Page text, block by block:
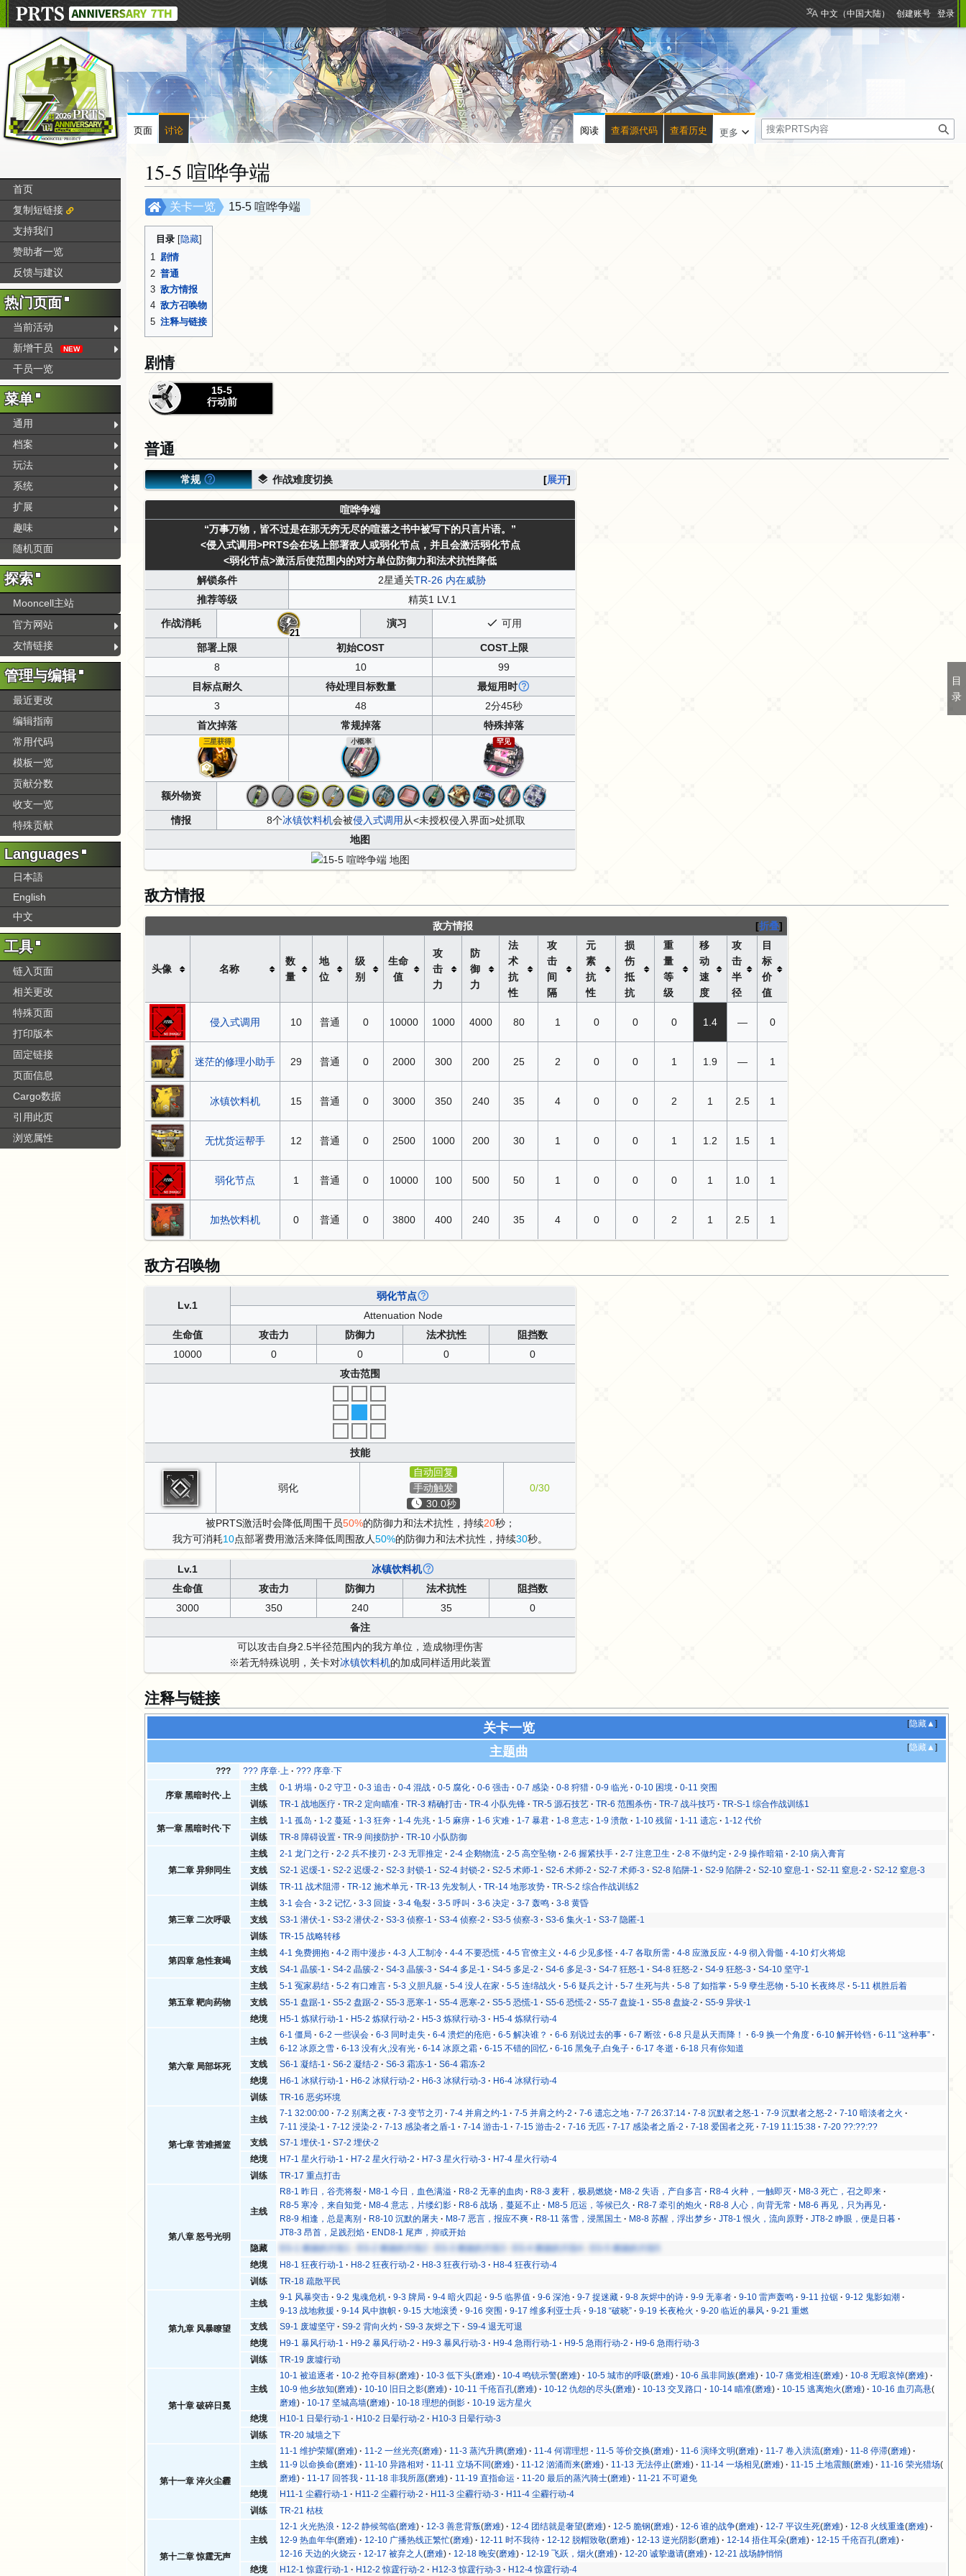
15-5 喧哗争端
跳
导
航
跳
搜
索
15-5 喧哗争端
关卡一览
目录
1 剧情
2 普通
3 敌方情报
4 敌方召唤物
5 注释与链接
目
录
剧情
15-5
行动前
普通
常规 展开
作战难度切换
喧哗争端
“万事万物，皆不过是在那无穷无尽的喧嚣之书中被写下的只言片语。”
<侵入式调用>PRTS会在场上部署敌人或弱化节点，并且会激活弱化节点
<弱化节点>激活后使范围内的对方单位防御力和法术抗性降低
解锁条件
2星通关TR-26 内在威胁
推荐等级
精英1 LV.1
作战消耗
21
演习 可用
部署上限 初始COST
COST上限
8
10
99
目标点耐久
待处理目标数量
最短用时
3
48
2分45秒
首次掉落
常规掉落 特殊掉落
三星获得 小概率 罕见
额外物资
情报 8个冰镇饮料机会被侵入式调用 从<未授权侵入界面>处抓取
地图
敌方情报
折叠
敌方情报
头像 名称
数
量
地
位
级
别
生命
值
攻
击
力
防
御
力
法
术
抗
性
攻
击
间
隔
元
素
抗
性
损
伤
抵
抗
重
量
等
级
移
动
速
度
攻
击
半
径
目
标
价
值
侵入式调用 10 普通 0 10000 1000 4000 80 1 0 0 0 1.4 — 0
迷茫的修理小助手 29 普通 0 2000 300 200 25 2 0 0 1 1.9 — 1
冰镇饮料机 15 普通 0 3000 350 240 35 4 0 0 2 1 2.5 1
无忧货运帮手 12 普通 0 2500 1000 200 30 1 0 0 1 1.2 1.5 1
弱化节点 1 普通 0 10000 100 500 50 1 0 0 0 1 1.0 1
加热饮料机 0 普通 0 3800 400 240 35 4 0 0 2 1 2.5 1
敌方召唤物
Lv.1
弱化节点
Attenuation Node
生命值
攻击力 防御力 法术抗性
阻挡数
10000
0 0 0
0
攻击范围
技能
弱化
自动回复
手动触发
30.0秒
0/30
被PRTS激活时会降低周围干员50%的防御力和法术抗性，持续20秒；
我方可消耗10点部署费用激活来降低周围敌人50%的防御力和法术抗性，持续30秒。
Lv.1
冰镇饮料机
生命值
攻击力 防御力 法术抗性
阻挡数
3000
350 240 35
0
备注
可以攻击自身2.5半径范围内的我方单位，造成物理伤害
※若无特殊说明，关卡对冰镇饮料机的加成同样适用此装置
注释与链接
[隐藏▲ ]
关卡一览
[隐藏▲ ]
主题曲
??? ??? 序章·上 ??? 序章·下
序章 黑暗时代·上
主线 0-1 坍塌 0-2 守卫 0-3 追击 0-4 混战 0-5 腐化 0-6 强击 0-7 感染 0-8 狩猎 0-9 临光 0-10 困境
0-11 突围
训练
TR-1 战地医疗 TR-2 定向瞄准 TR-3 精确打击 TR-4 小队先锋 TR-5 源石技艺 TR-6 范围杀伤 TR-7 战斗技巧 TR-S-1 综合作战训练1
第一章 黑暗时代·下
主线 1-1 孤岛 1-2 蔓延 1-3 狂奔 1-4 先兆 1-5 麻痹 1-6 灾难 1-7 暴君 1-8 意志 1-9 溃散 1-10 残留 1-11 遗忘
1-12 代价
训练
TR-8 障碍设置 TR-9 间接防护 TR-10 小队防御
第二章 异卵同生
主线 2-1 龙门之行 2-2 兵不接刃 2-3 无罪推定 2-4 企鹅物流 2-5 高空坠物 2-6 握紧扶手 2-7 注意卫生 2-8 不做约定 2-9 操作暗箱
2-10 病入膏肓
支线
S2-1 迟缓-1 S2-2 迟缓-2 S2-3 封锁-1 S2-4 封锁-2 S2-5 术师-1 S2-6 术师-2 S2-7 术师-3 S2-8 陷阱-1 S2-9 陷阱-2 S2-10 窒息-1 S2-11 窒息-2
S2-12 窒息-3
训练
TR-11 战术阻滞 TR-12 施术单元 TR-13 先发制人 TR-14 地形攻势 TR-S-2 综合作战训练2
第三章 二次呼吸
主线 3-1 会合 3-2 记忆 3-3 回旋 3-4 龟裂 3-5 呼叫 3-6 决定 3-7 轰鸣
3-8 黄昏
支线
S3-1 潜伏-1 S3-2 潜伏-2 S3-3 侦察-1 S3-4 侦察-2 S3-5 侦察-3 S3-6 集火-1
S3-7 隐匿-1
训练
TR-15 战略转移
第四章 急性衰竭
主线 4-1 免费拥抱 4-2 雨中漫步 4-3 人工制冷 4-4 不要恐慌 4-5 官僚主义 4-6 少见多怪 4-7 各取所需 4-8 应激反应 4-9 彻入骨髓
4-10 灯火将熄
支线
S4-1 晶簇-1 S4-2 晶簇-2 S4-3 晶簇-3 S4-4 多足-1 S4-5 多足-2 S4-6 多足-3 S4-7 狂怒-1 S4-8 狂怒-2 S4-9 狂怒-3 S4-10 坚守-1
第五章 靶向药物
主线 5-1 冤家易结 5-2 有口难言 5-3 义胆凡躯 5-4 没人在家 5-5 连绵战火 5-6 疑兵之计 5-7 生死与共 5-8 了如指掌 5-9 孽生恶物 5-10 长夜终尽
5-11 棋胜后着
支线
S5-1 盘踞-1 S5-2 盘踞-2 S5-3 恶寒-1 S5-4 恶寒-2 S5-5 恐慌-1 S5-6 恐慌-2 S5-7 盘旋-1 S5-8 盘旋-2
S5-9 异状-1
绝境
H5-1 炼狱行动-1 H5-2 炼狱行动-2 H5-3 炼狱行动-3 H5-4 炼狱行动-4
第六章 局部坏死
主线
6-1 僵局 6-2 一些误会 6-3 同时走失 6-4 溃烂的疮疤 6-5 解决谁？ 6-6 别说过去的事 6-7 断弦 6-8 只是从天而降！ 6-9 换一个角度 6-10 解开铃铛
6-11 “这种事”
6-12 冰原之雪
6-13 没有火,没有光 6-14 冰原之霜 6-15 不错的回忆 6-16 黑兔子,白兔子 6-17 冬逝
6-18 只有你知道
支线
S6-1 凝结-1 S6-2 凝结-2 S6-3 霜冻-1
S6-4 霜冻-2
绝境
H6-1 冰狱行动-1 H6-2 冰狱行动-2 H6-3 冰狱行动-3
H6-4 冰狱行动-4
训练
TR-16 恶劣环境
第七章 苦难摇篮
主线
7-1 32:00:00 7-2 别离之夜 7-3 变节之刃 7-4 并肩之约-1 7-5 并肩之约-2 7-6 遗忘之地 7-7 26:37:14 7-8 沉默者之怒-1 7-9 沉默者之怒-2
7-10 暗淡者之火
7-11 浸染-1
7-12 浸染-2 7-13 感染者之盾-1 7-14 游击-1 7-15 游击-2 7-16 无匹 7-17 感染者之盾-2 7-18 爱国者之死 7-19 11:15:38
7-20 ??:??:??
支线
S7-1 埋伏-1
S7-2 埋伏-2
绝境
H7-1 星火行动-1 H7-2 星火行动-2 H7-3 星火行动-3
H7-4 星火行动-4
训练
TR-17 重点打击
第八章 怒号光明
主线
R8-1 昨日，谷壳将裂 M8-1 今日，血色满溢 R8-2 无辜的血肉 R8-3 麦秆，极易燃烧 M8-2 失语，产自多言 R8-4 火种，一触即灭
M8-3 死亡，召之即来
R8-5 寒冷，来自知觉
M8-4 意志，片缕幻影 R8-6 战场，蔓延不止 M8-5 厄运，等候已久 R8-7 牵引的炮火 R8-8 人心，向背无常
M8-6 再见，只为再见
R8-9 相逢，总是离别
R8-10 沉默的屠夫 M8-7 恶言，报应不爽 R8-11 落雪，浸黑国土 M8-8 苏醒，浮出梦乡 JT8-1 恨火，流向原野
JT8-2 睁眼，便是日暮
JT8-3 昂首，足践烈焰
END8-1 尾声，抑或开始
隐藏
EG-1 燃烧的片段1 EG-2 燃烧的片段2 EG-3 燃烧的片段3 EG-4 燃烧的片段4
EG-5 燃烧的片段5
绝境
H8-1 狂夜行动-1 H8-2 狂夜行动-2 H8-3 狂夜行动-3
H8-4 狂夜行动-4
训练
TR-18 疏散平民
第九章 风暴瞭望
主线
9-1 风暴突击 9-2 鬼魂危机 9-3 牌局 9-4 暗火四起 9-5 临界值 9-6 深池 9-7 捉迷藏 9-8 灰烬中的诗 9-9 无辜者 9-10 雷声轰鸣 9-11 拉锯
9-12 鬼影如潮
9-13 战地救援
9-14 风中旗帜 9-15 大地滚烫 9-16 突围 9-17 维多利亚士兵 9-18 “破晓” 9-19 长夜枪火 9-20 临近的暴风
9-21 重燃
支线
S9-1 废墟坚守 S9-2 背向火灼 S9-3 灰烬之下
S9-4 退无可退
绝境
H9-1 暴风行动-1 H9-2 暴风行动-2 H9-3 暴风行动-3 H9-4 急雨行动-1 H9-5 急雨行动-2
H9-6 急雨行动-3
训练
TR-19 废墟行动
第十章 破碎日冕
主线
10-1 被追逐者 10-2 抢夺目标(磨难) 10-3 低下头(磨难) 10-4 鸣铳示警(磨难) 10-5 城市的呼吸(磨难) 10-6 虽非同族(磨难) 10-7 痛觉相连(磨难) 10-8 无暇哀悼(磨难)
10-9 他乡故知(磨难) 10-10 旧日之影(磨难) 10-11 千疮百孔(磨难) 10-12 仇怨的尽头(磨难) 10-13 交叉路口 10-14 瞄准(磨难) 10-15 逃离炮火(磨难) 10-16 血刃高悬(
磨难) 10-17 坚城高墙(磨难) 10-18 理想的倒影
10-19 远方星火
绝境
H10-1 日晕行动-1 H10-2 日晕行动-2
H10-3 日晕行动-3
训练
TR-20 城墙之下
第十一章 淬火尘霾
主线
11-1 维护荣耀(磨难) 11-2 一丝光亮(磨难) 11-3 蒸汽升腾(磨难) 11-4 何谓理想 11-5 等价交换(磨难) 11-6 演绎文明(磨难) 11-7 卷入洪流(磨难) 11-8 停滞(磨难)
11-9 以命换命(磨难) 11-10 异路相对 11-11 立场不同(磨难) 11-12 汹涌而来(磨难) 11-13 无法停止(磨难) 11-14 一场相见(磨难) 11-15 土地震颤(磨难) 11-16 荣光猎场(
磨难) 11-17 回答我 11-18 非我所愿(磨难) 11-19 直指命运 11-20 最后的蒸汽骑士(磨难)
11-21 不可避免
绝境
H11-1 尘霾行动-1 H11-2 尘霾行动-2 H11-3 尘霾行动-3
H11-4 尘霾行动-4
训练
TR-21 枯枝
第十二章 惊霆无声
主线
12-1 火光热浪 12-2 静候驾临(磨难) 12-3 善意背叛(磨难) 12-4 团结就是奢望(磨难) 12-5 脆钢(磨难) 12-6 谁的战争(磨难) 12-7 平议生死(磨难) 12-8 火线重逢(磨难)
12-9 热血年华(磨难) 12-10 广播热线正繁忙(磨难) 12-11 时不我待 12-12 脱帽致敬(磨难) 12-13 逆光阴影(磨难) 12-14 捂住耳朵(磨难) 12-15 千疮百孔(磨难)
12-16 天边的火烧云
12-17 被弃之人(磨难) 12-18 晚安(磨难) 12-19 飞跃，烟火(磨难) 12-20 诚挚邀请(磨难)
12-21 战场静悄悄
绝境
H12-1 惊霆行动-1 H12-2 惊霆行动-2 H12-3 惊霆行动-3 H12-4 惊霆行动-4
中文（中国大陆） 创建账号 登录
页面 讨论 阅读 查看源代码 查看历史 更多
搜
索
首页
复制短链接
支持我们
赞助者一览
反馈与建议
热门页面
当前活动
新增干员
NEW
干员一览
菜单
通用
档案
玩法
系统
扩展
趣味
随机页面
探索
Mooncell主站
官方网站
友情链接
管理与编辑
最近更改
编辑指南
常用代码
模板一览
贡献分数
收支一览
特殊贡献
Languages
日本語
English
中文
工具
链入页面
相关更改
特殊页面
打印版本
固定链接
页面信息
Cargo数据
引用此页
浏览属性